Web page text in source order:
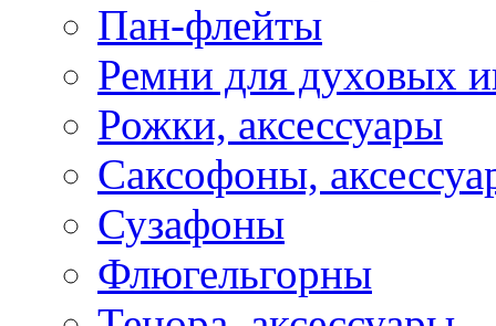
Пан-флейты
Ремни для духовых
Рожки, аксессуары
Саксофоны,
Сузафоны
Флюгельгорны